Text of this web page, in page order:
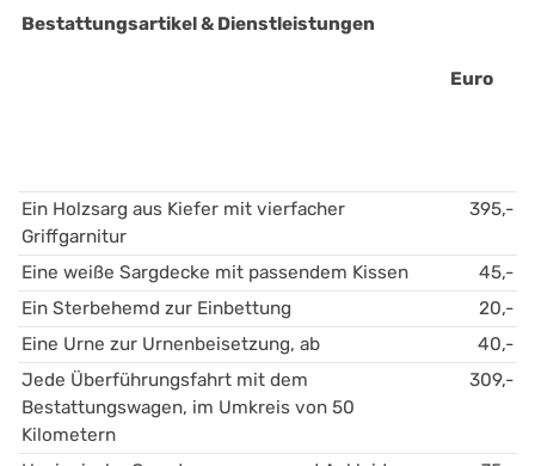
Bestattungsartikel & Dienstleistungen
Euro
Ein Holzsarg aus Kiefer mit vierfacher
Griffgarnitur
395,-
Eine weiße Sargdecke mit passendem Kissen
45,-
Ein Sterbehemd zur Einbettung
20,-
Eine Urne zur Urnenbeisetzung, ab
40,-
Jede Überführungsfahrt mit dem
Bestattungswagen, im Umkreis von 50
Kilometern
309,-